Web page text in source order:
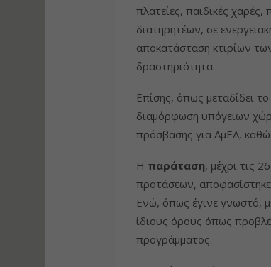
πλατείες, παιδικές
διατηρητέων, σε
αποκατάσταση κτιρίων
δραστηριότητα.
Επίσης, όπως μεταδίδει
διαμόρφωση υπόγειων
πρόσβασης για ΑμΕΑ,
Η παράταση, μέχρι τις
προτάσεων,
Ενώ, όπως έγινε γνωστό,
ίδιους όρους όπως
προγράμματος.